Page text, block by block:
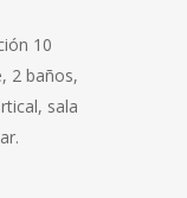
10
2 baños,
sala